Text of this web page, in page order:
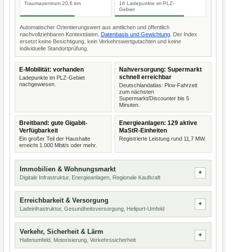
Traumazentrum 20,6 km
16 Ladepunkte im PLZ-
Gebiet
Automatischer Orientierungswert aus amtlichen und öffentlich
nachvollziehbaren Kontextdaten. Datenbasis und Gewichtung . Der Index
ersetzt keine Besichtigung, kein Verkehrswertgutachten und keine
individuelle Standortprüfung.
E-Mobilität: vorhanden
Ladepunkte im PLZ-Gebiet
nachgewiesen.
Nahversorgung: Supermarkt
schnell erreichbar
Deutschlandatlas: Pkw-Fahrzeit
zum nächsten
Supermarkt/Discounter bis 5
Minuten.
Breitband: gute Gigabit-
Verfügbarkeit
Ein großer Teil der Haushalte
erreicht 1.000 Mbit/s oder mehr.
Energieanlagen: 129 aktive
MaStR-Einheiten
Registrierte Leistung rund 11,7 MW.
Immobilien & Wohnungsmarkt
Digitale Infrastruktur, Energieanlagen, Regionale Kaufkraft
Erreichbarkeit & Versorgung
Ladeinfrastruktur, Gesundheitsversorgung, Heliport-Umfeld
Verkehr, Sicherheit & Lärm
Hafenumfeld, Motorisierung, Verkehrssicherheit